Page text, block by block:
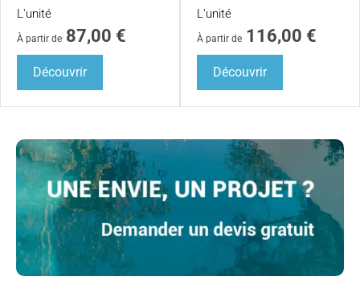
L'unité
À partir de 87,00 €
Découvrir
L'unité
À partir de 116,00 €
Découvrir